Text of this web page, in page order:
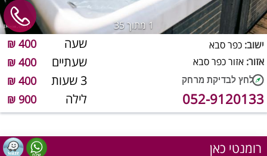
1 מתוך 35
שעה 400 ₪
שעתיים 400 ₪
3 שעות 400 ₪
לילה 900 ₪
ישוב: כפר סבא
אזור: אזור כפר סבא
052-9120133
רומנטי כאן